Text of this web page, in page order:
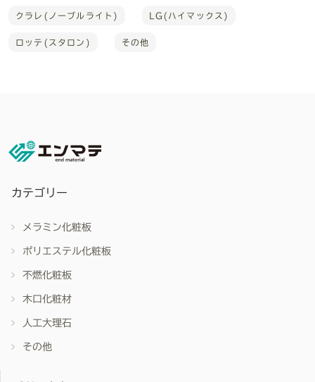
クラレ(ノーブルライト) LG(ハイマックス)
ロッテ(スタロン) その他
カテゴリー
メラミン化粧板
ポリエステル化粧板
不燃化粧板
木口化粧材
人工大理石
その他